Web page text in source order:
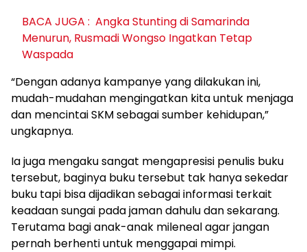
BACA JUGA : Angka Stunting di Samarinda
Menurun, Rusmadi Wongso Ingatkan Tetap
Waspada
“Dengan adanya kampanye yang dilakukan ini,
mudah-mudahan mengingatkan kita untuk menjaga
dan mencintai SKM sebagai sumber kehidupan,”
ungkapnya.
Ia juga mengaku sangat mengapresisi penulis buku
tersebut, baginya buku tersebut tak hanya sekedar
buku tapi bisa dijadikan sebagai informasi terkait
keadaan sungai pada jaman dahulu dan sekarang.
Terutama bagi anak-anak mileneal agar jangan
pernah berhenti untuk menggapai mimpi.